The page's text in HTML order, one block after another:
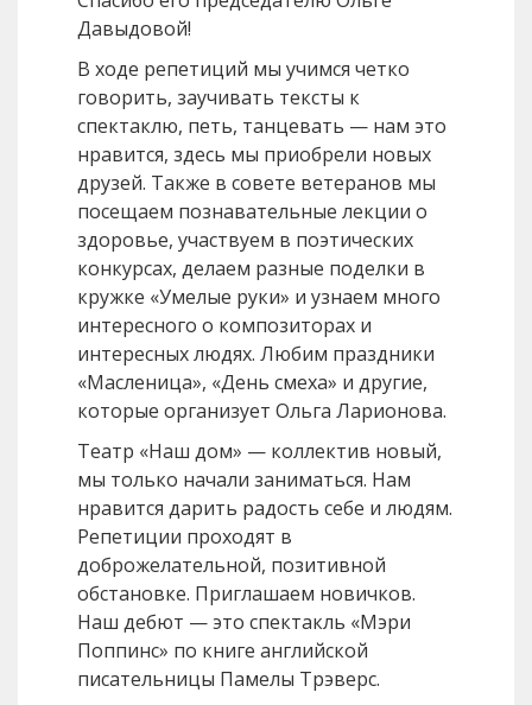
Давыдовой!
В ходе репетиций мы учимся четко
говорить, заучивать тексты к
спектаклю, петь, танцевать — нам это
нравится, здесь мы приобрели новых
друзей. Также в совете ветеранов мы
посещаем познавательные лекции о
здоровье, участвуем в поэтических
конкурсах, делаем разные поделки в
кружке «Умелые руки» и узнаем много
интересного о композиторах и
интересных людях. Любим праздники
«Масленица», «День смеха» и другие,
которые организует Ольга Ларионова.
Театр «Наш дом» — коллектив новый,
мы только начали заниматься. Нам
нравится дарить радость себе и людям.
Репетиции проходят в
доброжелательной, позитивной
обстановке. Приглашаем новичков.
Наш дебют — это спектакль «Мэри
Поппинс» по книге английской
писательницы Памелы Трэверс.